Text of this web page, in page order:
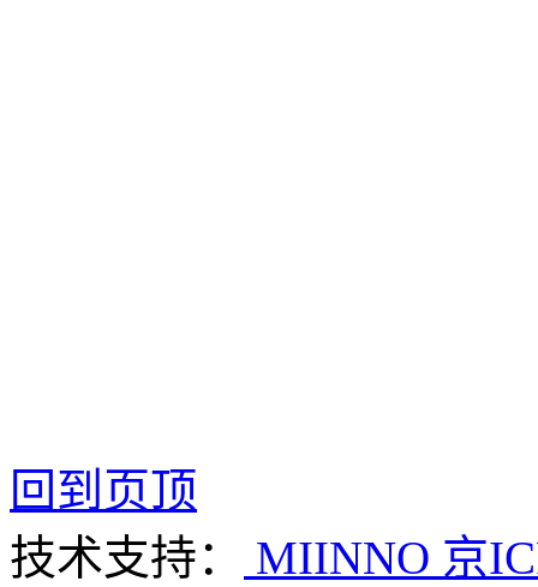
回到页顶
技术支持：
MIINNO 京